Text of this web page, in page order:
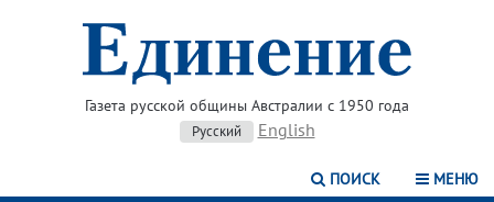
Газета русской общины Австралии с 1950 года
Русский English
ПОИСК МЕНЮ